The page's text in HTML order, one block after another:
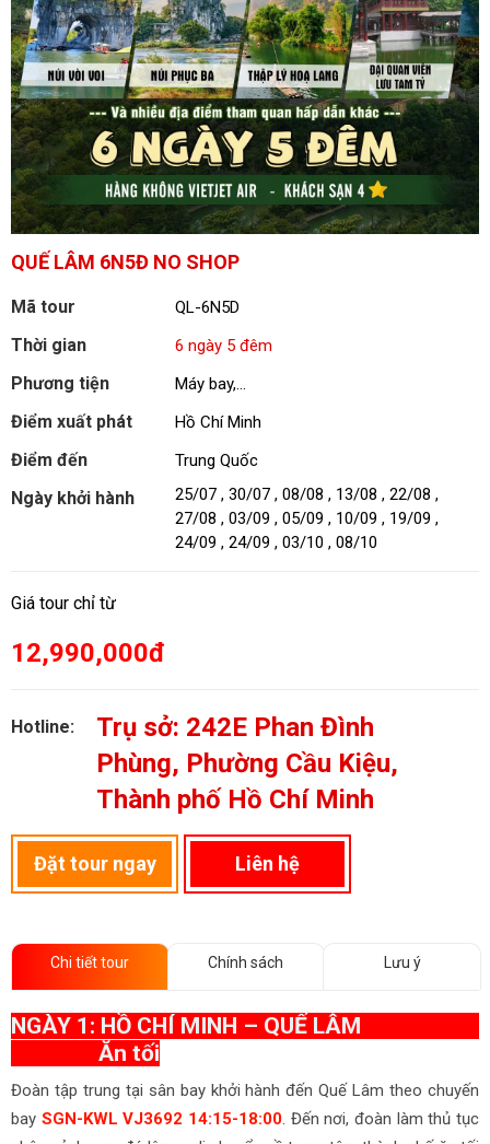
QUẾ LÂM 6N5Đ NO SHOP
Mã tour QL-6N5D
Thời gian 6 ngày 5 đêm
Phương tiện Máy bay,...
Điểm xuất phát Hồ Chí Minh
Điểm đến Trung Quốc
Ngày khởi hành
25/07 , 30/07 , 08/08 , 13/08 , 22/08 ,
27/08 , 03/09 , 05/09 , 10/09 , 19/09 ,
24/09 , 24/09 , 03/10 , 08/10
Giá tour chỉ từ
12,990,000đ
Hotline:
Trụ sở: 242E Phan Đình
Phùng, Phường Cầu Kiệu,
Thành phố Hồ Chí Minh
Đặt tour ngay Liên hệ
Chi tiết tour Chính sách Lưu ý
NGÀY 1: HỒ CHÍ MINH – QUẾ LÂM
Ăn tối
Đoàn tập trung tại sân bay khởi hành đến Quế Lâm theo chuyến
bay SGN-KWL VJ3692 14:15-18:00. Đến nơi, đoàn làm thủ tục